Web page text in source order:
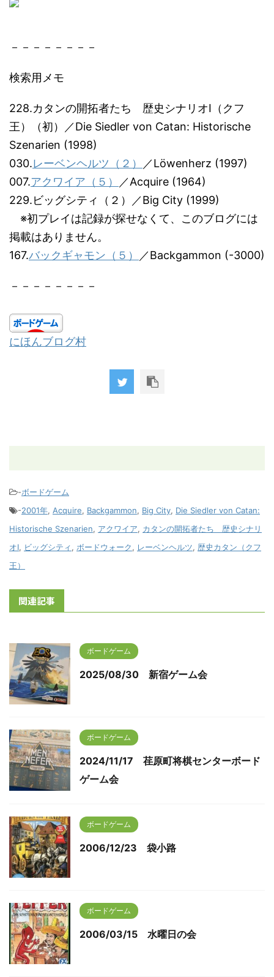
－－－－－－－－
検索用メモ
228.カタンの開拓者たち 歴史シナリオⅠ（クフ
王）（初）／Die Siedler von Catan: Historische
Szenarien (1998)
030.レーベンヘルツ（２）
／Löwenherz (1997)
007.アクワイア（５）
／Acquire (1964)
229.ビッグシティ（２）／Big City (1999)
※初プレイは記録が探せなくて、このブログには
掲載はありません。
167.バックギャモン（５） ／Backgammon (-3000)
－－－－－－－－
にほんブログ村
-ボードゲーム
-2001年, Acquire, Backgammon, Big City, Die Siedler von Catan:
Historische Szenarien, アクワイア, カタンの開拓者たち 歴史シナリ
オⅠ, ビッグシティ, ボードウォーク, レーベンヘルツ, 歴史カタン（クフ
王）
関連記事
ボードゲーム
2025/08/30 新宿ゲーム会
ボードゲーム
2024/11/17 荏原町将棋センターボード
ゲーム会
ボードゲーム
2006/12/23 袋小路
ボードゲーム
2006/03/15 水曜日の会